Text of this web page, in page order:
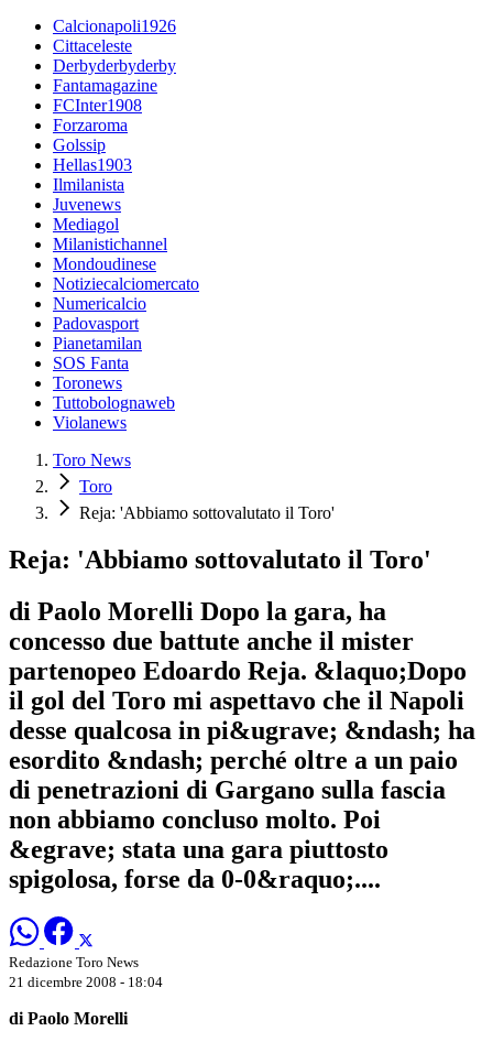
Calcionapoli1926
Cittaceleste
Derbyderbyderby
Fantamagazine
FCInter1908
Forzaroma
Golssip
Hellas1903
Ilmilanista
Juvenews
Mediagol
Milanistichannel
Mondoudinese
Notiziecalciomercato
Numericalcio
Padovasport
Pianetamilan
SOS Fanta
Toronews
Tuttobolognaweb
Violanews
Toro News
Toro
Reja: 'Abbiamo sottovalutato il Toro'
Reja: 'Abbiamo sottovalutato il Toro'
di Paolo Morelli Dopo la gara, ha
concesso due battute anche il mister
partenopeo Edoardo Reja. &laquo;Dopo
il gol del Toro mi aspettavo che il Napoli
desse qualcosa in pi&ugrave; &ndash; ha
esordito &ndash; perché oltre a un paio
di penetrazioni di Gargano sulla fascia
non abbiamo concluso molto. Poi
&egrave; stata una gara piuttosto
spigolosa, forse da 0-0&raquo;....
Redazione Toro News
21 dicembre 2008 - 18:04
di Paolo Morelli